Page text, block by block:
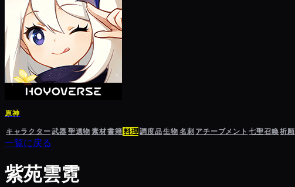
原神
キャラクター武器聖遺物素材書籍料理調度品生物名刺 アチーブメント 七聖召喚祈願
一覧に戻る
紫苑雲霓